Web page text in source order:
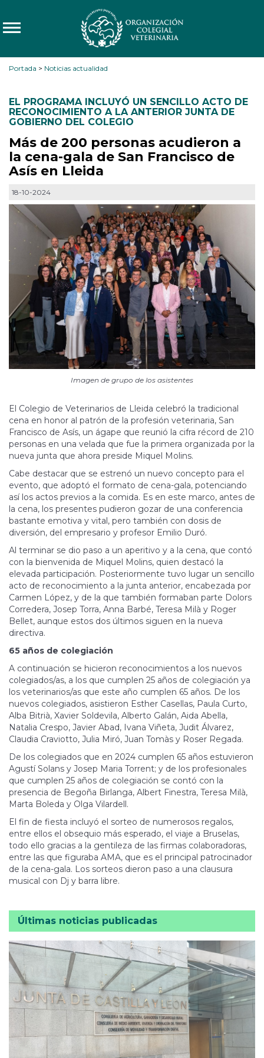
Portada > Noticias actualidad
EL PROGRAMA INCLUYÓ UN SENCILLO ACTO DE
RECONOCIMIENTO A LA ANTERIOR JUNTA DE
GOBIERNO DEL COLEGIO
Más de 200 personas acudieron a
la cena-gala de San Francisco de
Asís en Lleida
18-10-2024
Imagen de grupo de los asistentes
El Colegio de Veterinarios de Lleida celebró la tradicional
cena en honor al patrón de la profesión veterinaria, San
Francisco de Asís, un ágape que reunió la cifra récord de 210
personas en una velada que fue la primera organizada por la
nueva junta que ahora preside Miquel Molins.
Cabe destacar que se estrenó un nuevo concepto para el
evento, que adoptó el formato de cena-gala, potenciando
así los actos previos a la comida. Es en este marco, antes de
la cena, los presentes pudieron gozar de una conferencia
bastante emotiva y vital, pero también con dosis de
diversión, del empresario y profesor Emilio Duró.
Al terminar se dio paso a un aperitivo y a la cena, que contó
con la bienvenida de Miquel Molins, quien destacó la
elevada participación. Posteriormente tuvo lugar un sencillo
acto de reconocimiento a la junta anterior, encabezada por
Carmen López, y de la que también formaban parte Dolors
Corredera, Josep Torra, Anna Barbé, Teresa Milà y Roger
Bellet, aunque estos dos últimos siguen en la nueva
directiva.
65 años de colegiación
A continuación se hicieron reconocimientos a los nuevos
colegiados/as, a los que cumplen 25 años de colegiación ya
los veterinarios/as que este año cumplen 65 años. De los
nuevos colegiados, asistieron Esther Casellas, Paula Curto,
Alba Bitrià, Xavier Soldevila, Alberto Galán, Aida Abella,
Natalia Crespo, Javier Abad, Ivana Viñeta, Judit Álvarez,
Claudia Craviotto, Julia Miró, Juan Tomàs y Roser Regada.
De los colegiados que en 2024 cumplen 65 años estuvieron
Agustí Solans y Josep Maria Torrent; y de los profesionales
que cumplen 25 años de colegiación se contó con la
presencia de Begoña Birlanga, Albert Finestra, Teresa Milà,
Marta Boleda y Olga Vilardell.
El fin de fiesta incluyó el sorteo de numerosos regalos,
entre ellos el obsequio más esperado, el viaje a Bruselas,
todo ello gracias a la gentileza de las firmas colaboradoras,
entre las que figuraba AMA, que es el principal patrocinador
de la cena-gala. Los sorteos dieron paso a una clausura
musical con Dj y barra libre.
Últimas noticias publicadas